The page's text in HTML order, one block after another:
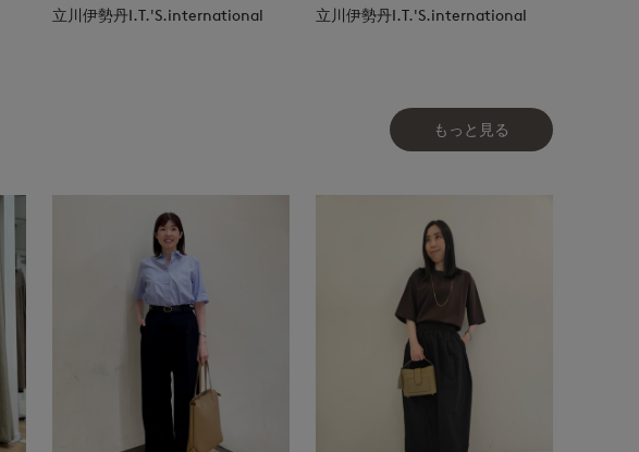
立川伊勢丹I.T.'S.international 立川伊勢丹I.T.'S.international
もっと見る